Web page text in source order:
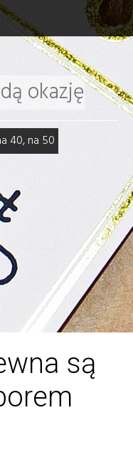
okazję
40, na 50
są